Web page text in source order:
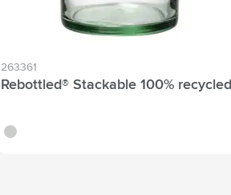
263361
Rebottled® Stackable 100% recycled
translucide